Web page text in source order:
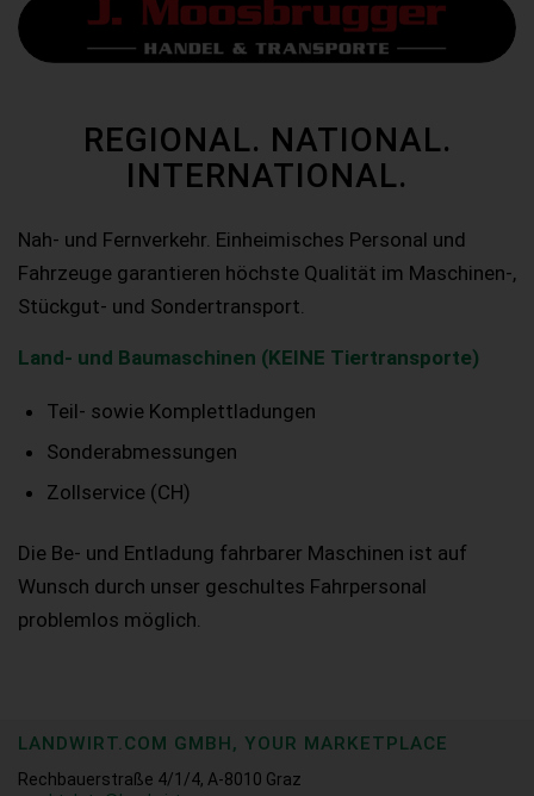
REGIONAL. NATIONAL.
INTERNATIONAL.
Nah- und Fernverkehr. Einheimisches Personal und
Fahrzeuge garantieren höchste Qualität im Maschinen-,
Stückgut- und Sondertransport.
Land- und Baumaschinen (KEINE Tiertransporte)
Teil- sowie Komplettladungen
Sonderabmessungen
Zollservice (CH)
Die Be- und Entladung fahrbarer Maschinen ist auf
Wunsch durch unser geschultes Fahrpersonal
problemlos möglich.
LANDWIRT.COM GMBH, YOUR MARKETPLACE
Rechbauerstraße 4/1/4, A-8010 Graz